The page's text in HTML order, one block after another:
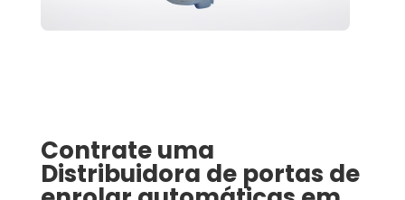
Contrate uma
Distribuidora de portas de